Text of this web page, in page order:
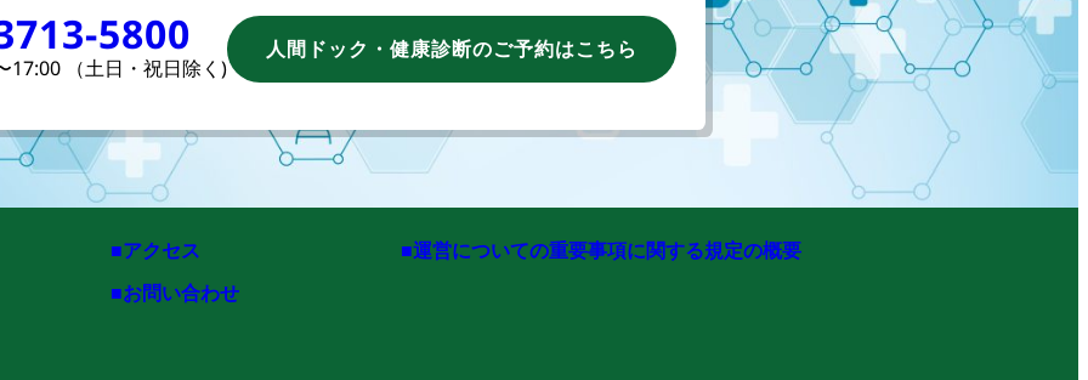
5800
17:00 （土日・祝日除く)
人間ドック・健康診断のご予約はこちら
■アクセス
■お問い合わせ
■運営についての重要事項に関する規定の概要